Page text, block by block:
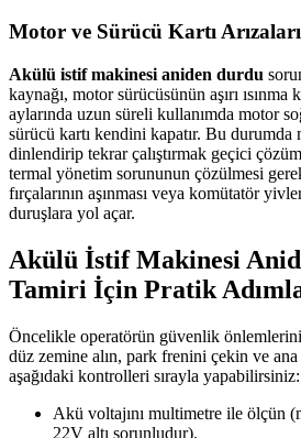
Motor ve Sürücü Kartı Arızaları
Akülü istif makinesi aniden durdu
kaynağı, motor sürücüsünün aşırı
aylarında uzun süreli kullanımda motor
sürücü kartı kendini kapatır. Bu
dinlendirip tekrar çalıştırmak geçici
termal yönetim sorununun çözülmesi
fırçalarının aşınması veya komütatör
duruşlara yol açar.
Akülü İstif Makinesi
Tamiri İçin Pratik
Öncelikle operatörün güvenlik önlemlerini
düz zemine alın, park frenini çekin ve ana
aşağıdaki kontrolleri sırayla yapabilirsiniz:
Akü voltajını multimetre ile ölçün
22V altı sorunludur).